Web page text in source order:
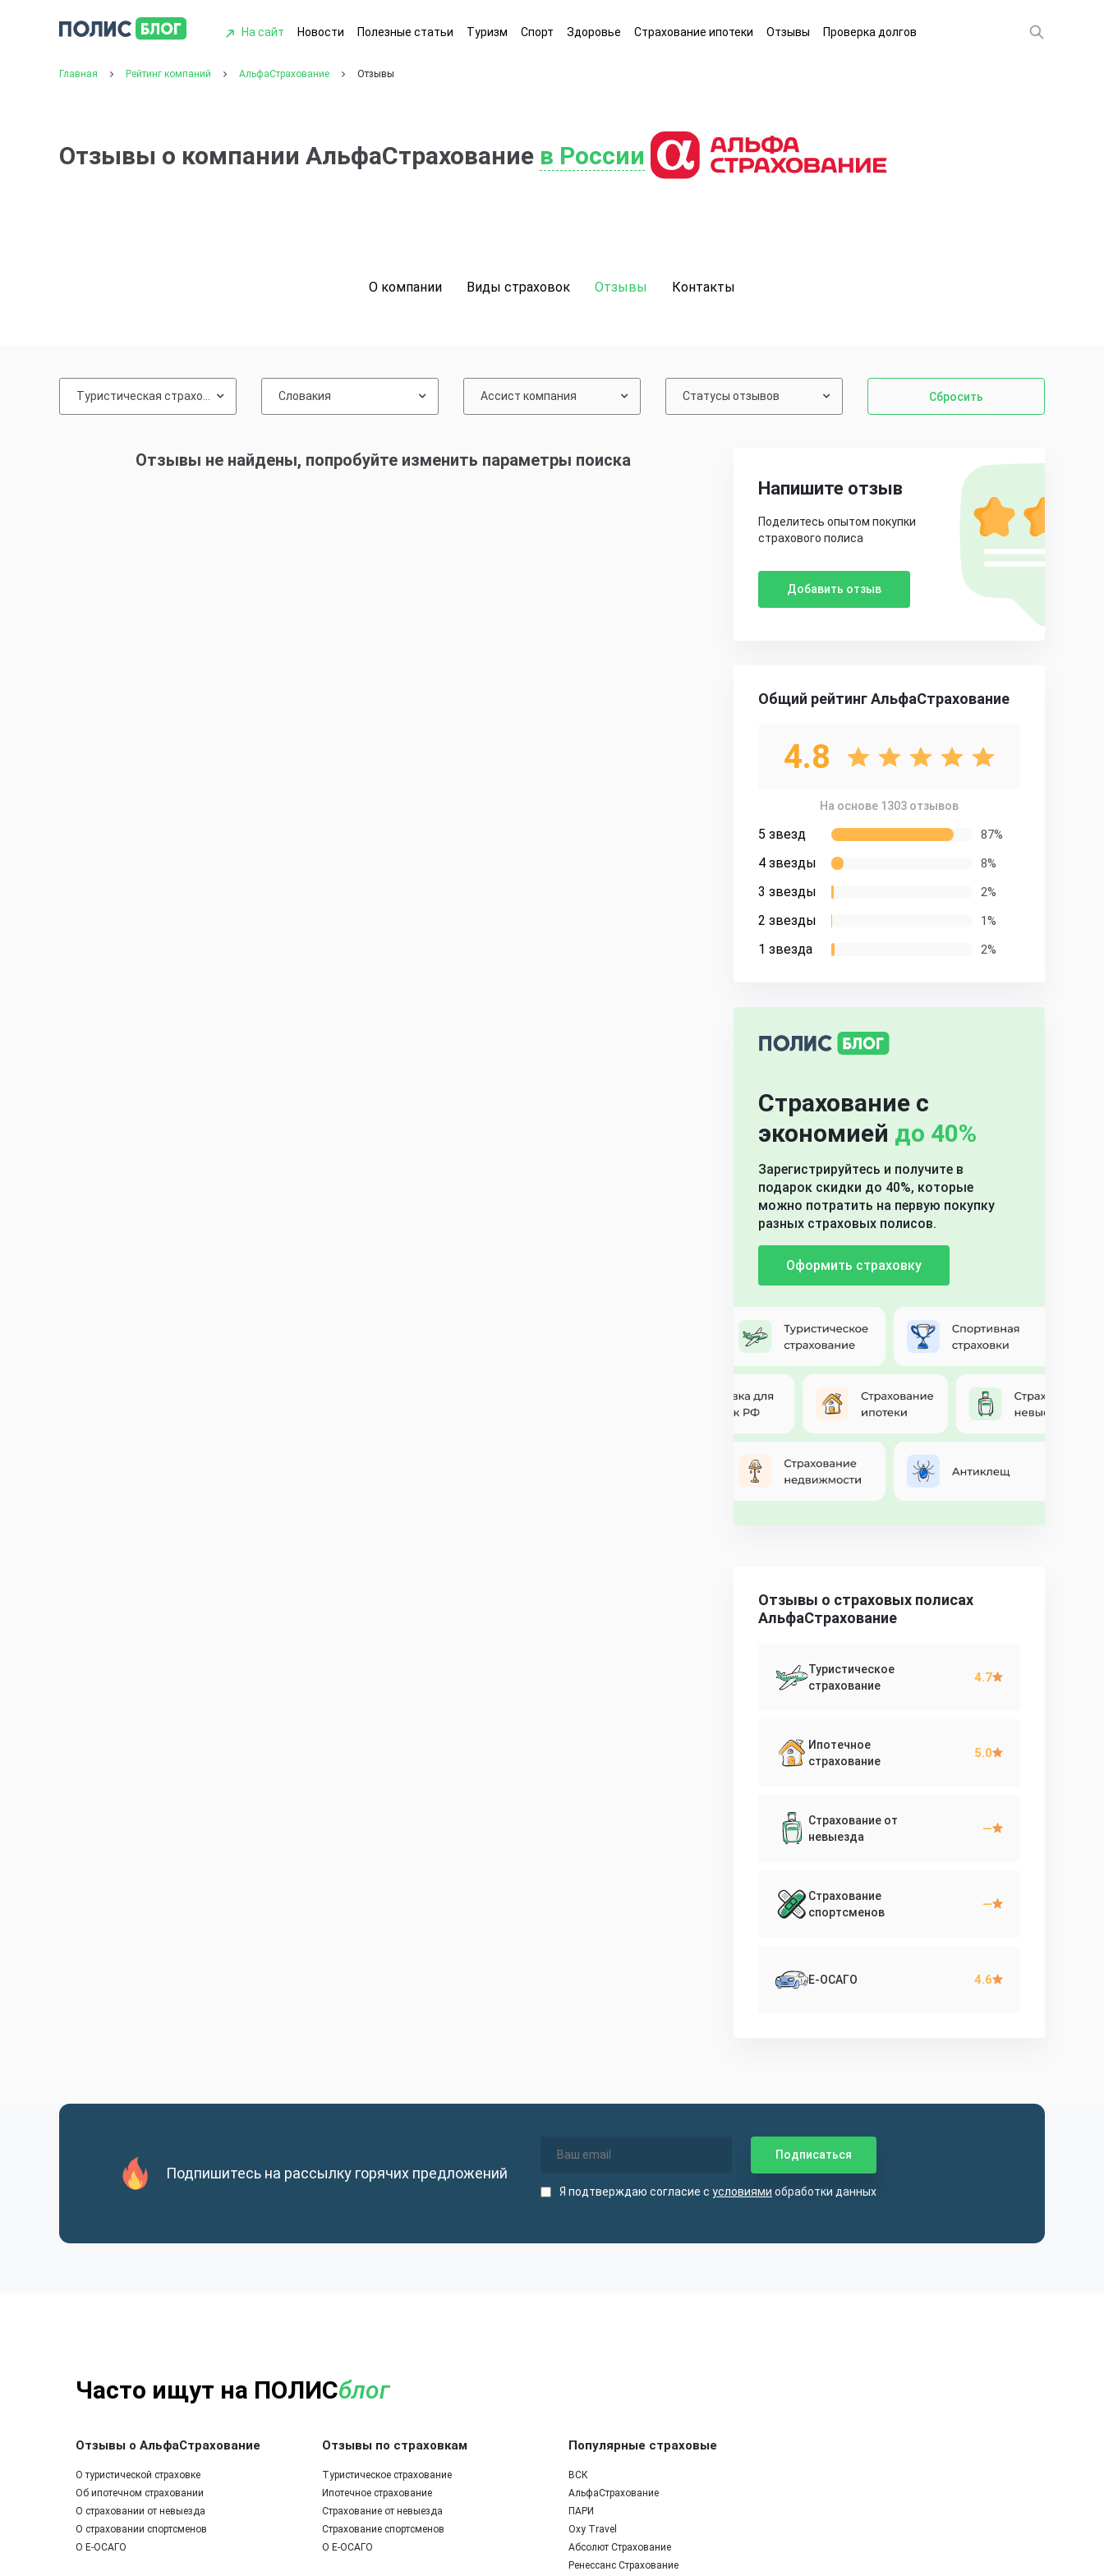
На сайт Новости Полезные статьи Туризм Спорт Здоровье Страхование ипотеки Отзывы Проверка долгов
Главная Рейтинг компаний АльфаСтрахование Отзывы
Отзывы о компании АльфаСтрахование в России
О компании Виды страховок Отзывы Контакты
Словакия Ассист компания Статусы отзывов Сбросить
Отзывы не найдены, попробуйте изменить параметры поиска
Напишите отзыв
Поделитесь опытом покупки
страхового полиса
Добавить отзыв
Общий рейтинг АльфаСтрахование
4.8
На основе 1303 отзывов
5 звезд 87%
4 звезды 8%
3 звезды 2%
2 звезды 1%
1 звезда 2%
Страхование с
экономией до 40%
Зарегистрируйтесь и получите в
подарок скидки до 40%, которые
можно потратить на первую покупку
разных страховых полисов.
Оформить страховку
Отзывы о страховых полисах
АльфаСтрахование
Туристическое
страхование
4.7
Ипотечное
страхование
5.0
Страхование от
невыезда
—
Страхование
спортсменов
—
Е-ОСАГО 4.6
Подпишитесь на рассылку горячих предложений
Я подтверждаю согласие с условиями обработки данных
Часто ищут на ПОЛИСблог
Отзывы о АльфаСтрахование
О туристической страховке
Об ипотечном страховании
О страховании от невыезда
О страховании спортсменов
О Е-ОСАГО
Отзывы по страховкам
Туристическое страхование
Ипотечное страхование
Страхование от невыезда
Страхование спортсменов
О Е-ОСАГО
Популярные страховые
ВСК
АльфаСтрахование
ПАРИ
Oxy Travel
Абсолют Страхование
Ренессанс Страхование